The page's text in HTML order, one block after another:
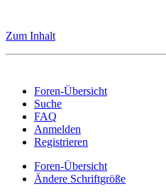
Zum Inhalt
Foren-Übersicht
Suche
FAQ
Anmelden
Registrieren
Foren-Übersicht
Ändere Schriftgröße